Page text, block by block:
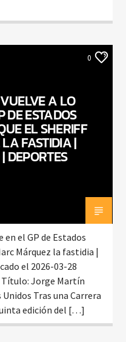
0
A LO
DE ESTADOS
EL SHERIFF
FASTIDIA |
DEPORTES
el GP de Estados
Márquez la fastidia |
el 2026-03-28
Título: Jorge Martín
Tras una Carrera
edición del […]